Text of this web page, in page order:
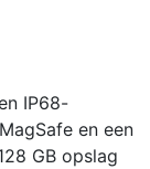
IP68-
en een
GB opslag